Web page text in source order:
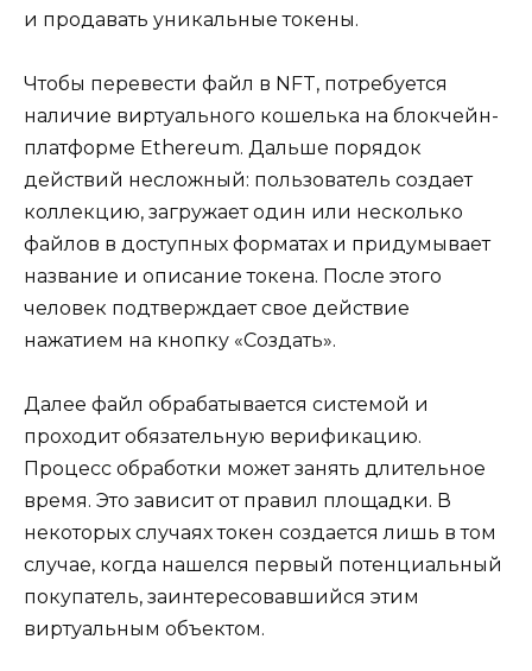
и продавать уникальные токены.
Чтобы перевести файл в NFT, потребуется
наличие виртуального кошелька на блокчейн-
платформе Ethereum. Дальше порядок
действий несложный: пользователь создает
коллекцию, загружает один или несколько
файлов в доступных форматах и придумывает
название и описание токена. После этого
человек подтверждает свое действие
нажатием на кнопку «Создать».
Далее файл обрабатывается системой и
проходит обязательную верификацию.
Процесс обработки может занять длительное
время. Это зависит от правил площадки. В
некоторых случаях токен создается лишь в том
случае, когда нашелся первый потенциальный
покупатель, заинтересовавшийся этим
виртуальным объектом.